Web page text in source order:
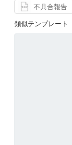
不具合報告
類似テンプレート